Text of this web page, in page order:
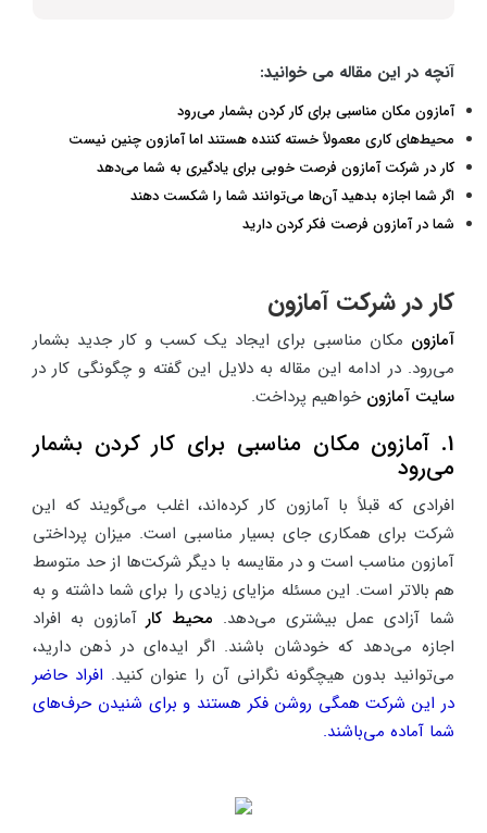
آنچه در این مقاله می خوانید:
آمازون مکان مناسبی برای کار کردن بشمار می‌رود
محیط‌های کاری معمولاً خسته کننده هستند اما آمازون چنین نیست
کار در شرکت آمازون فرصت خوبی برای یادگیری به شما می‌دهد
اگر شما اجازه بدهید آن‌ها می‌توانند شما را شکست دهند
شما در آمازون فرصت فکر کردن دارید
کار در شرکت آمازون
آمازون مکان مناسبی برای ایجاد یک کسب و کار جدید بشمار
می‌رود. در ادامه این مقاله به دلایل این گفته و چگونگی کار در
سایت آمازون خواهیم پرداخت.
1. آمازون مکان مناسبی برای کار کردن بشمار
می‌رود
افرادی که قبلاً با آمازون کار کرده‌اند، اغلب می‌گویند که این
شرکت برای همکاری جای بسیار مناسبی است. میزان پرداختی
آمازون مناسب است و در مقایسه با دیگر شرکت‌ها از حد متوسط
هم بالاتر است. این مسئله مزایای زیادی را برای شما داشته و به
شما آزادی عمل بیشتری می‌دهد. محیط کارآمازون به افراد
اجازه می‌دهد که خودشان باشند. اگر ایده‌ای در ذهن دارید،
می‌توانید بدون هیچگونه نگرانی آن را عنوان کنید. افراد حاضر
در این شرکت همگی روشن فکر هستند و برای شنیدن حرف‌های
شما آماده می‌باشند.